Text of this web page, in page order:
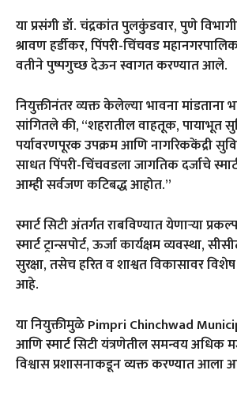
या प्रसंगी डॉ. चंद्रकांत पुलकुंडवार, पुणे
श्रावण हर्डीकर, पिंपरी-चिंचवड
वतीने पुष्पगुच्छ देऊन स्वागत करण्यात आले.
नियुक्तीनंतर व्यक्त केलेल्या भावना मांडताना
सांगितले की, “शहरातील वाहतूक, पायाभूत
पर्यावरणपूरक उपक्रम आणि नागरिककेंद्री
साधत पिंपरी-चिंचवडला जागतिक दर्जाचे
आम्ही सर्वजण कटिबद्ध आहोत.”
स्मार्ट सिटी अंतर्गत राबविण्यात येणाऱ्या
स्मार्ट ट्रान्सपोर्ट, ऊर्जा कार्यक्षम व्यवस्था,
सुरक्षा, तसेच हरित व शाश्वत विकासावर
आहे.
या नियुक्तीमुळे Pimpri Chinchwad
आणि स्मार्ट सिटी यंत्रणेतील समन्वय अधिक
विश्वास प्रशासनाकडून व्यक्त करण्यात आला